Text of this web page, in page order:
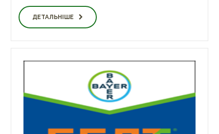
ДЕТАЛЬНІШЕ